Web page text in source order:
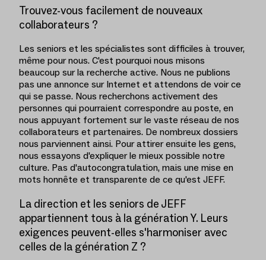
Trouvez-vous facilement de nouveaux
collaborateurs ?
Les seniors et les spécialistes sont difficiles à trouver,
même pour nous. C'est pourquoi nous misons
beaucoup sur la recherche active. Nous ne publions
pas une annonce sur Internet et attendons de voir ce
qui se passe. Nous recherchons activement des
personnes qui pourraient correspondre au poste, en
nous appuyant fortement sur le vaste réseau de nos
collaborateurs et partenaires. De nombreux dossiers
nous parviennent ainsi. Pour attirer ensuite les gens,
nous essayons d'expliquer le mieux possible notre
culture. Pas d'autocongratulation, mais une mise en
mots honnête et transparente de ce qu'est JEFF.
La direction et les seniors de JEFF
appartiennent tous à la génération Y. Leurs
exigences peuvent-elles s'harmoniser avec
celles de la génération Z ?